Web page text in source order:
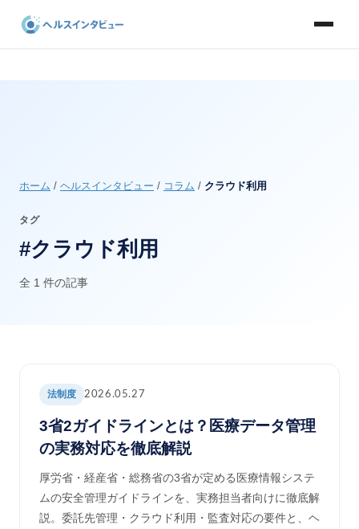
ホーム / ヘルスインタビュー / コラム / クラウド利用
タグ
#クラウド利用
全 1 件の記事
法制度 2026.05.27
3省2ガイドラインとは？医療データ管理
の実務対応を徹底解説
厚労省・経産省・総務省の3省が定める医療情報システ
ムの安全管理ガイドラインを、実務担当者向けに徹底解
説。委託先管理・クラウド利用・監査対応の要件と、ヘ